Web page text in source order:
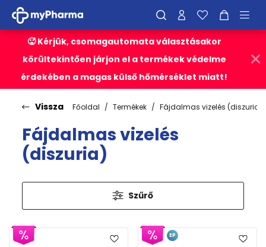
🥵 Kérjük, csomagautomata választásakor
körültekintően járjon el a termékek védelme
érdekében a magas külső hőmérséklet miatt!
Vissza Főoldal Termékek Fájdalmas vizelés (diszuria)
Fájdalmas vizelés
(diszuria)
Szűrő
EP